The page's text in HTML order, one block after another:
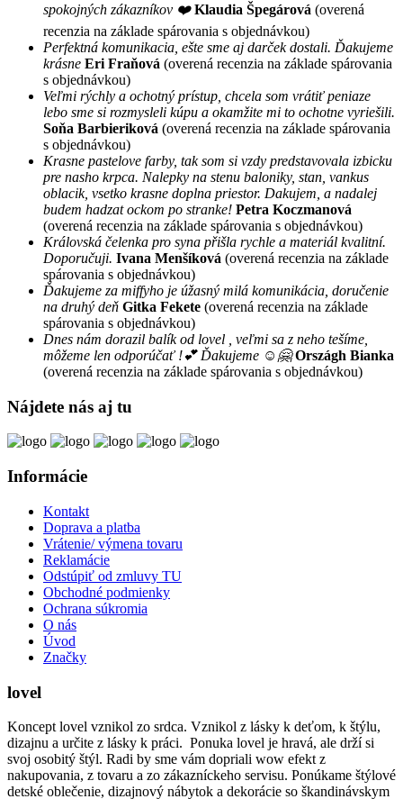
spokojných zákazníkov ❤️ Klaudia Špegárová (overená
recenzia na základe spárovania s objednávkou)
Perfektná komunikacia, ešte sme aj darček dostali. Ďakujeme
krásne Eri Fraňová (overená recenzia na základe spárovania
s objednávkou)
Veľmi rýchly a ochotný prístup, chcela som vrátiť peniaze
lebo sme si rozmysleli kúpu a okamžite mi to ochotne vyriešili.
Soňa Barbieriková (overená recenzia na základe spárovania
s objednávkou)
Krasne pastelove farby, tak som si vzdy predstavovala izbicku
pre nasho krpca. Nalepky na stenu baloniky, stan, vankus
oblacik, vsetko krasne doplna priestor. Dakujem, a nadalej
budem hadzat ockom po stranke! Petra Koczmanová
(overená recenzia na základe spárovania s objednávkou)
Královská čelenka pro syna přišla rychle a materiál kvalitní.
Doporučuji. Ivana Menšíková (overená recenzia na základe
spárovania s objednávkou)
Ďakujeme za miffyho je úžasný milá komunikácia, doručenie
na druhý deň Gitka Fekete (overená recenzia na základe
spárovania s objednávkou)
Dnes nám dorazil balík od lovel , veľmi sa z neho tešíme,
môžeme len odporúčať !💕 Ďakujeme ☺️🤗 Országh Bianka
(overená recenzia na základe spárovania s objednávkou)
Nájdete nás aj tu
Informácie
Kontakt
Doprava a platba
Vrátenie/ výmena tovaru
Reklamácie
Odstúpiť od zmluvy TU
Obchodné podmienky
Ochrana súkromia
O nás
Úvod
Značky
lovel
Koncept lovel vznikol zo srdca. Vznikol z lásky k deťom, k štýlu,
dizajnu a určite z lásky k práci. Ponuka lovel je hravá, ale drží si
svoj osobitý štýl. Radi by sme vám dopriali wow efekt z
nakupovania, z tovaru a zo zákazníckeho servisu. Ponúkame štýlové
detské oblečenie, dizajnový nábytok a dekorácie so škandinávskym